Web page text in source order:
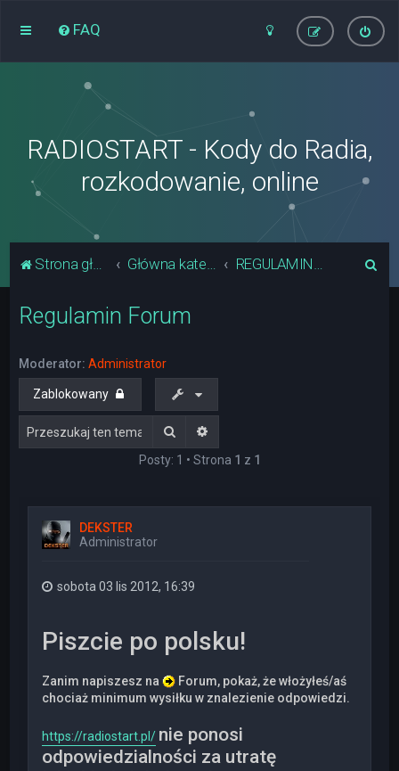
FAQ
RADIOSTART - Kody do Radia,
rozkodowanie, online
Strona główna Główna kategoria forum REGULAMIN FORUM
Regulamin Forum
Moderator: Administrator
Zablokowany
Szukaj
Posty: 1 • Strona 1 z 1
DEKSTER
Administrator
sobota 03 lis 2012, 16:39
Piszcie po polsku!
Zanim napiszesz na
Forum, pokaż, że włożyłeś/aś
chociaż minimum wysiłku w znalezienie odpowiedzi.
https://radiostart.pl/ nie ponosi
odpowiedzialności za utratę